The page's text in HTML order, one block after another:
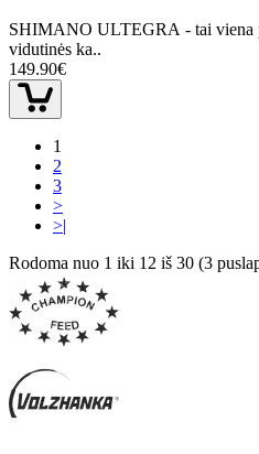
SHIMANO ULTEGRA - tai viena
vidutinės ka..
149.90€
1
2
3
>
>|
Rodoma nuo 1 iki 12 iš 30 (3